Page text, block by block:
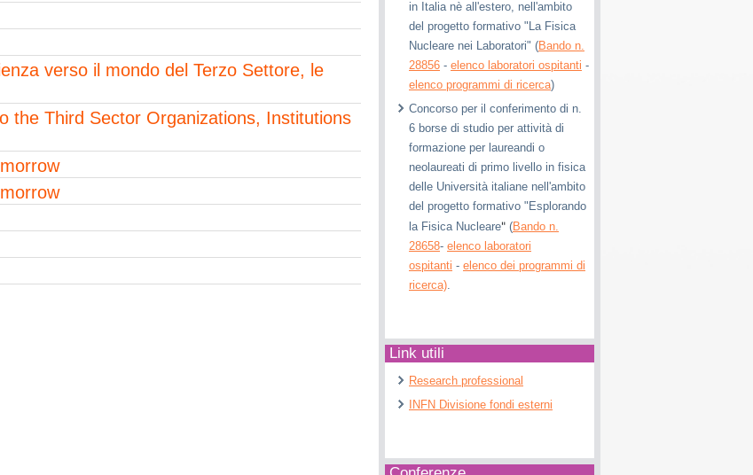
verso il mondo del Terzo Settore, le
the Third Sector Organizations, Institutions
in Italia nè all'estero, nell'ambito
del progetto formativo "La Fisica
Nucleare nei Laboratori" (Bando n.
28856 - elenco laboratori ospitanti -
elenco programmi di ricerca)
Concorso per il conferimento di n.
6 borse di studio per attività di
formazione per laureandi o
neolaureati di primo livello in fisica
delle Università italiane nell'ambito
del progetto formativo "Esplorando
la Fisica Nucleare" (Bando n.
28658- elenco laboratori
ospitanti - elenco dei programmi di
ricerca).
Link utili
Research professional
INFN Divisione fondi esterni